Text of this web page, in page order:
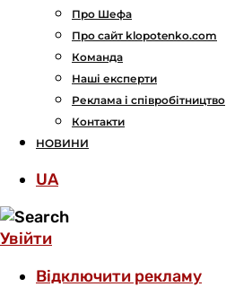
Про Шефа
Про сайт klopotenko.com
Команда
Наші експерти
Реклама і співробітництво
Контакти
НОВИНИ
UA
Увійти
Відключити рекламу